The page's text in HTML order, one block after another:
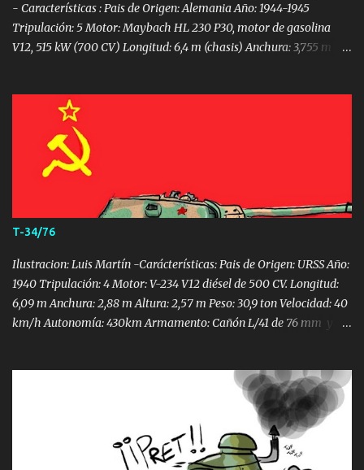
- Características : Pais de Origen: Alemania Año: 1944-1945
Tripulación: 5 Motor: Maybach HL 230 P30, motor de gasolina
V12, 515 kW (700 CV) Longitud: 6,4 m (chasis) Anchura: 3,755 m
de 88 mm L/71 (86 proyectiles) 2 ametralladoras MG 34
de 7,92 mm (5.850 proyectiles) Blindaje máximo: 185 mm La
historia del desarrollo del Tigre II es interesante, no sólo en lo que
respecta al conocimiento del vehículo mismo, si no también porque
industria militar alemana en una etapa crucial de la WW2, ante la
escasez de recursos y materiales. El camino que finalmente des...
T-34/76
Ilustracion: Luis Martín -Carácterísticas: Pais de Origen: URSS Año:
1940 Tripulación: 4 Motor: V-234 V12 diésel de 500 CV. Longitud:
6,09 m Anchura: 2,88 m Altura: 2,57 m Peso: 30,9 ton Velocidad: 40
km/h Autonomía: 430km Armamento: Cañón L/41 de 76 mm y 2 x
respuesta a la invasión alemana. Esto no es cierto, entro en
servicio en 1940 aunque en un número escaso. Las pérdidas de esos
primeros tanques se debieron a la inferioridad del ejército
soviético. Sin apoyo aéreo, sin buenas tácticas y tripulaciones no
tuvo una importancia vital en los primeros compases del conflicto.